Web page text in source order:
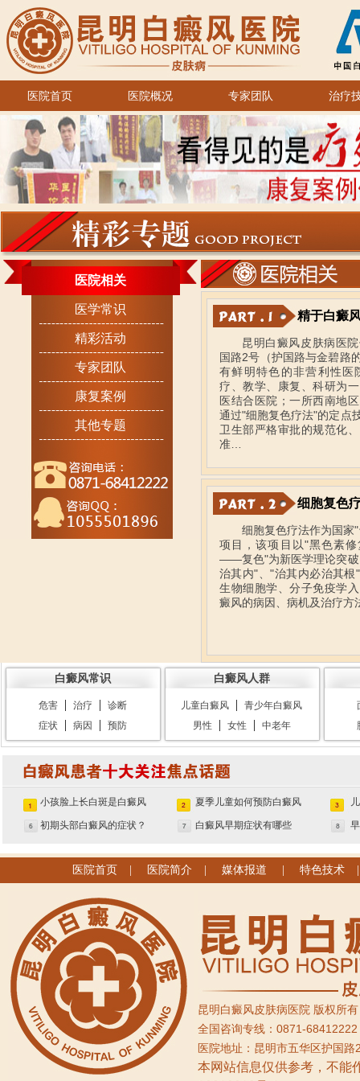
医院首页 医院概况 专家团队 治疗
医院相关
医学常识
精彩活动
专家团队
康复案例
其他专题
精于白癜
昆明白癜风皮肤病医
国路2号（护国路与金碧路
有鲜明特色的非营利性医
疗、教学、康复、科研为
医结合医院；一所西南地
通过"细胞复色疗法"的定点
卫生部严格审批的规范化
准…
细胞复色
细胞复色疗法作为国家
项目，该项目以"黑色
——复色"为新医学理论突破
治其内"、"治其内必治其
生物细胞学、分子免疫学
癜风的病因、病机及治疗方
白癜风常识
危害 | 治疗 |
诊断
症状
| 病因 | 预防
白癜风人群
儿童白癜风 |
青少年白癜风
男性
| 女性 | 中老年
小孩脸上长白斑是白癜风
吗？
夏季儿童如何预防白癜风
初期头部白癜风的症状？ 白癜风早期症状有哪些
医院首页 医院简介 媒体报道 特色技术
昆明白癜风皮肤病医院 版权所
全国咨询专线：0871-68412222
医院地址：昆明市五华区护国
本网站信息仅供参考，不能